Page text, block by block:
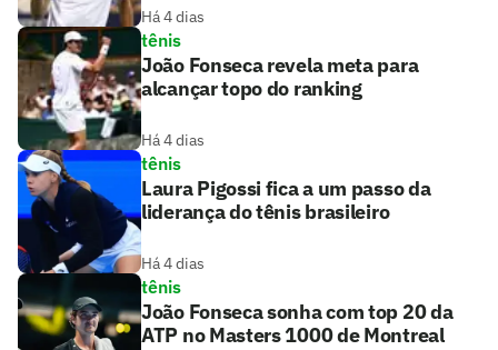
Há 4 dias
tênis
João Fonseca revela meta para
alcançar topo do ranking
Há 4 dias
tênis
Laura Pigossi fica a um passo da
liderança do tênis brasileiro
Há 4 dias
tênis
João Fonseca sonha com top 20 da
ATP no Masters 1000 de Montreal